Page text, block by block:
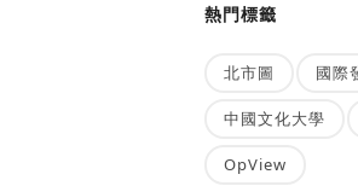
熱門標籤
北市圖 國際
中國文化大學
OpView